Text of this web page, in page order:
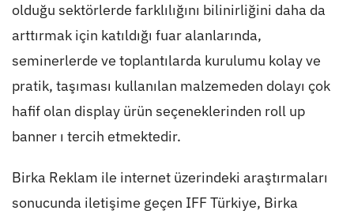
olduğu sektörlerde farklılığını bilinirliğini daha da
arttırmak için katıldığı fuar alanlarında,
seminerlerde ve toplantılarda kurulumu kolay ve
pratik, taşıması kullanılan malzemeden dolayı çok
hafif olan display ürün seçeneklerinden roll up
banner ı tercih etmektedir.
Birka Reklam ile internet üzerindeki araştırmaları
sonucunda iletişime geçen IFF Türkiye, Birka